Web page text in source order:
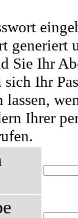
generiert
Sie Ihr
sich Ihr
Ihrer